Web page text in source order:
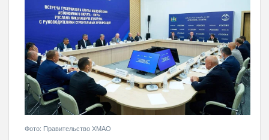
Фото: Правительство ХМАО